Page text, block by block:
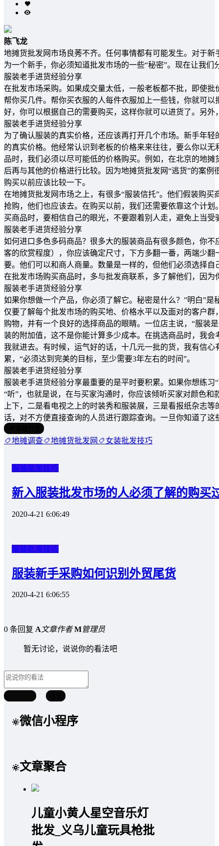
陈飞龙
地摊货批发网市场良莠不齐。任何事情都有可能发生。对于
为一个新手，你必须知道批发市场的一些“秘密”。现在让我
服装老手进货经验分享
在批发市场采购。如果成交量太低，一般老板都不批，即使
帮你买几件。帮你买衣服的人每件衣服加上一些钱，你就可
好，你可以根据自己的需要购买，这样你就可以进货了。另
服装老手进货经验分享
为了确认服装的真实价格，还应该再打开几个市场。新手年
的真实价格。他经常认识到老板的价格来来往往，要么你以
品时，我们必须以尽可能低的价格购买。例如，在北京的地
后再与其他的价格进行比较。因为地摊货批发网“逃货”的案
购买以前应该比较一下。
在地摊货批发网市场之上，有很多“服装信托”。他们假装购
抢购，他们也应该去。在购买以前，我们还需要依靠这个计
买商品时，要相信自己的眼光，不要跟着别人走，避免上当受
服装老手进货经验分享
如何进口多色多码商品？很多大的服装商品有很多颜色，你
客的欣赏程度），你应该确定尺寸，下方多翻一番，两端少
要。他们可以和商人商量。数量是一样的，但他们必须选择自
在批发市场购买商品时，多与批发商联系，多了解他们，因
服装老手进货经验分享
如果你想做一个产品，你必须了解它。秘密是什么？”明白”
仅要了解每个批发市场的购买地、价格水平以及面对的客户
购物，并有一个良好的选择商品的眼睛。一位店主说，“服装
装的附加值，这不是你能计算多少成本。在挑选商品时，我
我就进去。有时候，运气好的话，十几元一批的货，我有信
累，“必须达到完美的目标，至少需要3年左右的时间”。
服装老手进货经验分享
服装老手进货经验分享最重要的是平时要积累。如果你想练习
“听”，也就是说，在与买家沟通时，你应该倾听买家对颜色
上下，二是看电视之上的时装秀和服装展，三是看报纸杂志
话，对不方便直接查询的人员进行跟踪查询。一旦你知道了
地摊调查 地摊货批发网 女装批发技巧
服装批发技巧
新入服装批发市场的人必须了解的购买
2020-4-21 6:06:49
服装批发技巧
服装新手采购如何识别外贸尾货
2020-4-21 6:06:55
0 条回复 A文章作者 M管理员
暂无讨论，说说你的看法吧
微信小程序
文章聚合
儿童小黄人星空音乐灯
批发_义乌儿童玩具枪批